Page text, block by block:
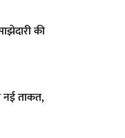
की
नई ताकत,